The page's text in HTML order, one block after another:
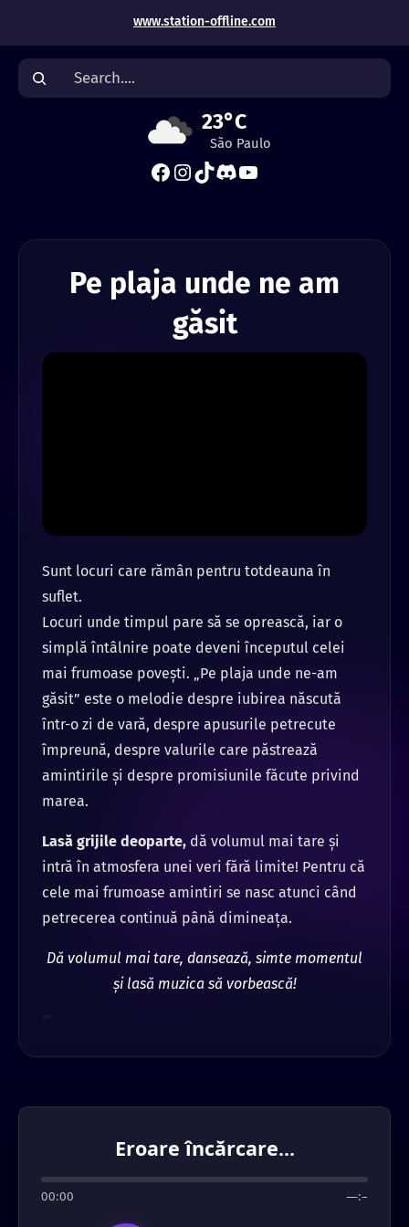
www.station-offline.com
S
e
23°C
São Paulo
Facebook InstagramTikTok Discord YouTube
Pe plaja unde ne am
găsit
Sunt locuri care rămân pentru totdeauna în
suflet.
Locuri unde timpul pare să se oprească, iar o
simplă întâlnire poate deveni începutul celei
mai frumoase povești.
„Pe plaja unde ne-am
găsit” este o melodie despre iubirea născută
într-o zi de vară, despre apusurile petrecute
împreună, despre valurile care păstrează
amintirile și despre promisiunile făcute privind
marea.
Lasă grijile deoparte, dă volumul mai tare și
intră în atmosfera unei veri fără limite! Pentru că
cele mai frumoase amintiri se nasc atunci când
petrecerea continuă până dimineața.
Dă volumul mai tare, dansează, simte momentul
și lasă muzica să vorbească!
“`
Eroare încărcare...
00:00 —:–